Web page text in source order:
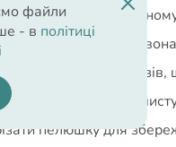
пелюшку у
таким чином, щоб
на пелюшку кілька
міняйте пелюшку на
пелюшку для
файли
- в політиці